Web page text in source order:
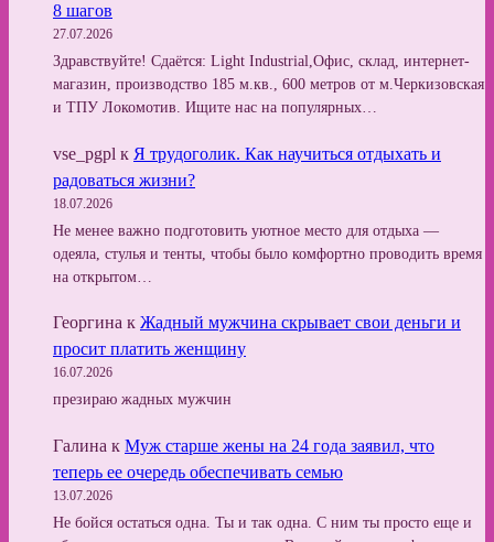
8 шагов
27.07.2026
Здравствуйте! Сдаётся: Light Industrial,Офис, склад, интернет-
магазин, производство 185 м.кв., 600 метров от м.Черкизовская
и ТПУ Локомотив. Ищите нас на популярных…
vse_pgpl к Я трудоголик. Как научиться отдыхать и
радоваться жизни?
18.07.2026
Не менее важно подготовить уютное место для отдыха —
одеяла, стулья и тенты, чтобы было комфортно проводить время
на открытом…
Георгина к Жадный мужчина скрывает свои деньги и
просит платить женщину
16.07.2026
презираю жадных мужчин
Галина к Муж старше жены на 24 года заявил, что
теперь ее очередь обеспечивать семью
13.07.2026
Не бойся остаться одна. Ты и так одна. С ним ты просто еще и